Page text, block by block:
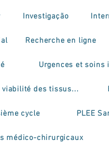
Investigação
Recherche en ligne
Urgences et soins
des tissus...
cycle PLEE
médico-chirurgicaux